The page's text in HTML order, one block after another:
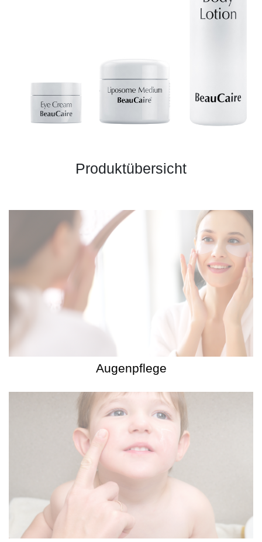
Produktübersicht
Augenpflege